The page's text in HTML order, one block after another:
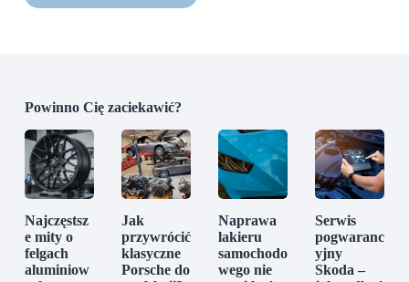
Powinno Cię zaciekawić?
Najczęstsz
e mity o
felgach
aluminiow
Jak
przywrócić
klasyczne
Porsche do
Naprawa
lakieru
samochodo
wego nie
Serwis
pogwaranc
yjny
Skoda –